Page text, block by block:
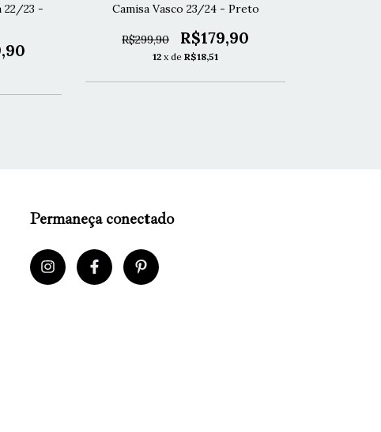
22/23 -
Camisa Vasco 23/24 - Preto
R$299,90 R$179,90
12 x de R$18,51
Permaneça conectado